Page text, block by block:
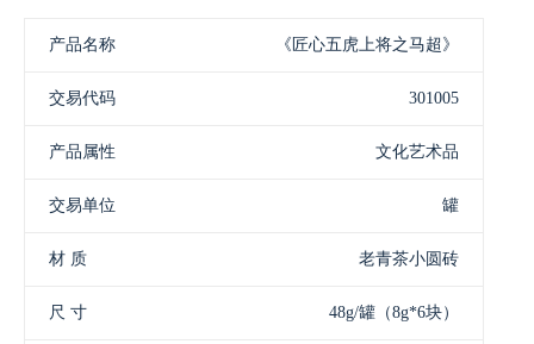
产品名称 《匠心五虎上将之马超》
交易代码 301005
产品属性 文化艺术品
交易单位 罐
材 质 老青茶小圆砖
尺 寸 48g/罐（8g*6块）